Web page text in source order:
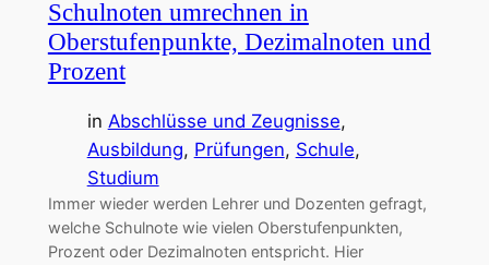
Schulnoten umrechnen in
Oberstufenpunkte, Dezimalnoten und
Prozent
in Abschlüsse und Zeugnisse
Ausbildung, Prüfungen, Schule
Studium
Immer wieder werden Lehrer und Dozenten gefragt,
welche Schulnote wie vielen Oberstufenpunkten,
Prozent oder Dezimalnoten entspricht. Hier